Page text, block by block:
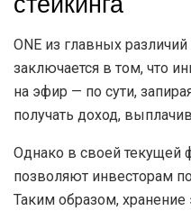
ONE из главных
заключается в том, что
на эфир — по сути,
получать доход,
Однако в своей текущей
позволяют инвесторам
Таким образом, хранение